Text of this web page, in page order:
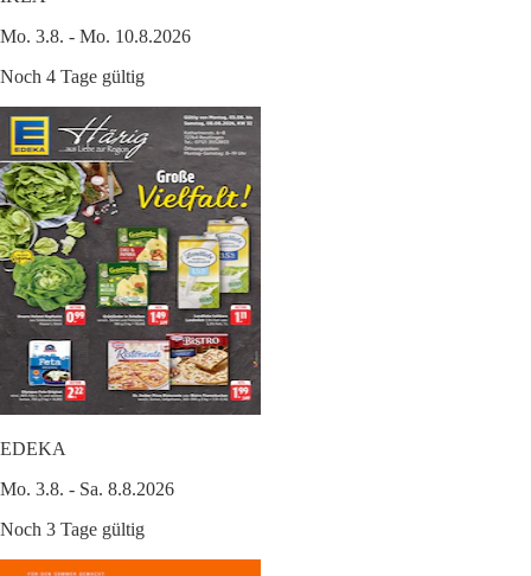
Mo. 3.8. - Mo. 10.8.2026
Noch 4 Tage gültig
EDEKA
Mo. 3.8. - Sa. 8.8.2026
Noch 3 Tage gültig